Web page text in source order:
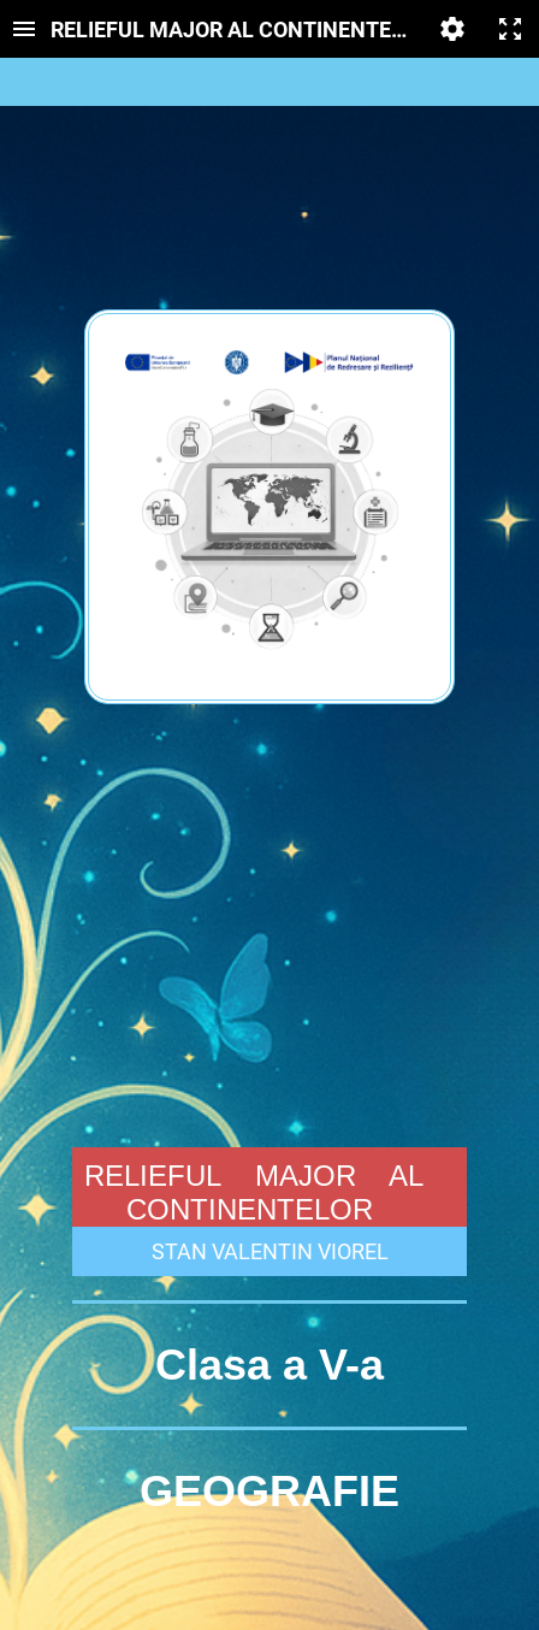
RELIEFUL MAJOR AL CONTINENTELOR
RELIEFUL MAJOR AL
CONTINENTELOR
STAN VALENTIN VIOREL
Clasa a V-a
GEOGRAFIE